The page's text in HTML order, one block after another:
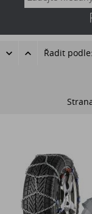
Řadit podle: